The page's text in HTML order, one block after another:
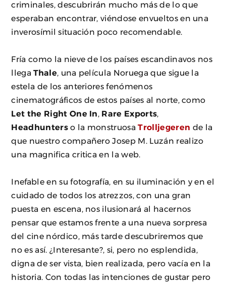
criminales, descubrirán mucho más de lo que
esperaban encontrar, viéndose envueltos en una
inverosímil situación poco recomendable.
Fría como la nieve de los países escandinavos nos
llegaThale, una película Noruega que sigue la
estela de los anteriores fenómenos
cinematográficos de estos países al norte, como
Let the Right One In
Rare Exports
Headhunterso la monstruosaTrolljegeren de la
que nuestro compañero Josep M. Luzán realizo
una magnifica critica en la web.
Inefable en su fotografía, en su iluminación y en el
cuidado de todos los atrezzos, con una gran
puesta en escena, nos ilusionará al hacernos
pensar que estamos frente a una nueva sorpresa
del cine nórdico, más tarde descubriremos que
no es así. ¿Interesante?, si, pero no esplendida,
digna de ser vista, bien realizada, pero vacía en la
historia. Con todas las intenciones de gustar pero